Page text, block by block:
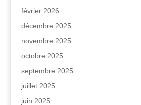
février 2026
décembre 2025
novembre 2025
octobre 2025
septembre 2025
juillet 2025
juin 2025